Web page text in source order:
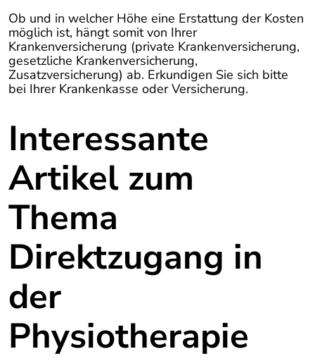
Ob und in welcher Höhe eine Erstattung der Kosten
möglich ist, hängt somit von Ihrer
Krankenversicherung (private Krankenversicherung,
gesetzliche Krankenversicherung,
Zusatzversicherung) ab. Erkundigen Sie sich bitte
bei Ihrer Krankenkasse oder Versicherung.
Interessante
Artikel zum
Thema
Direktzugang in
der
Physiotherapie